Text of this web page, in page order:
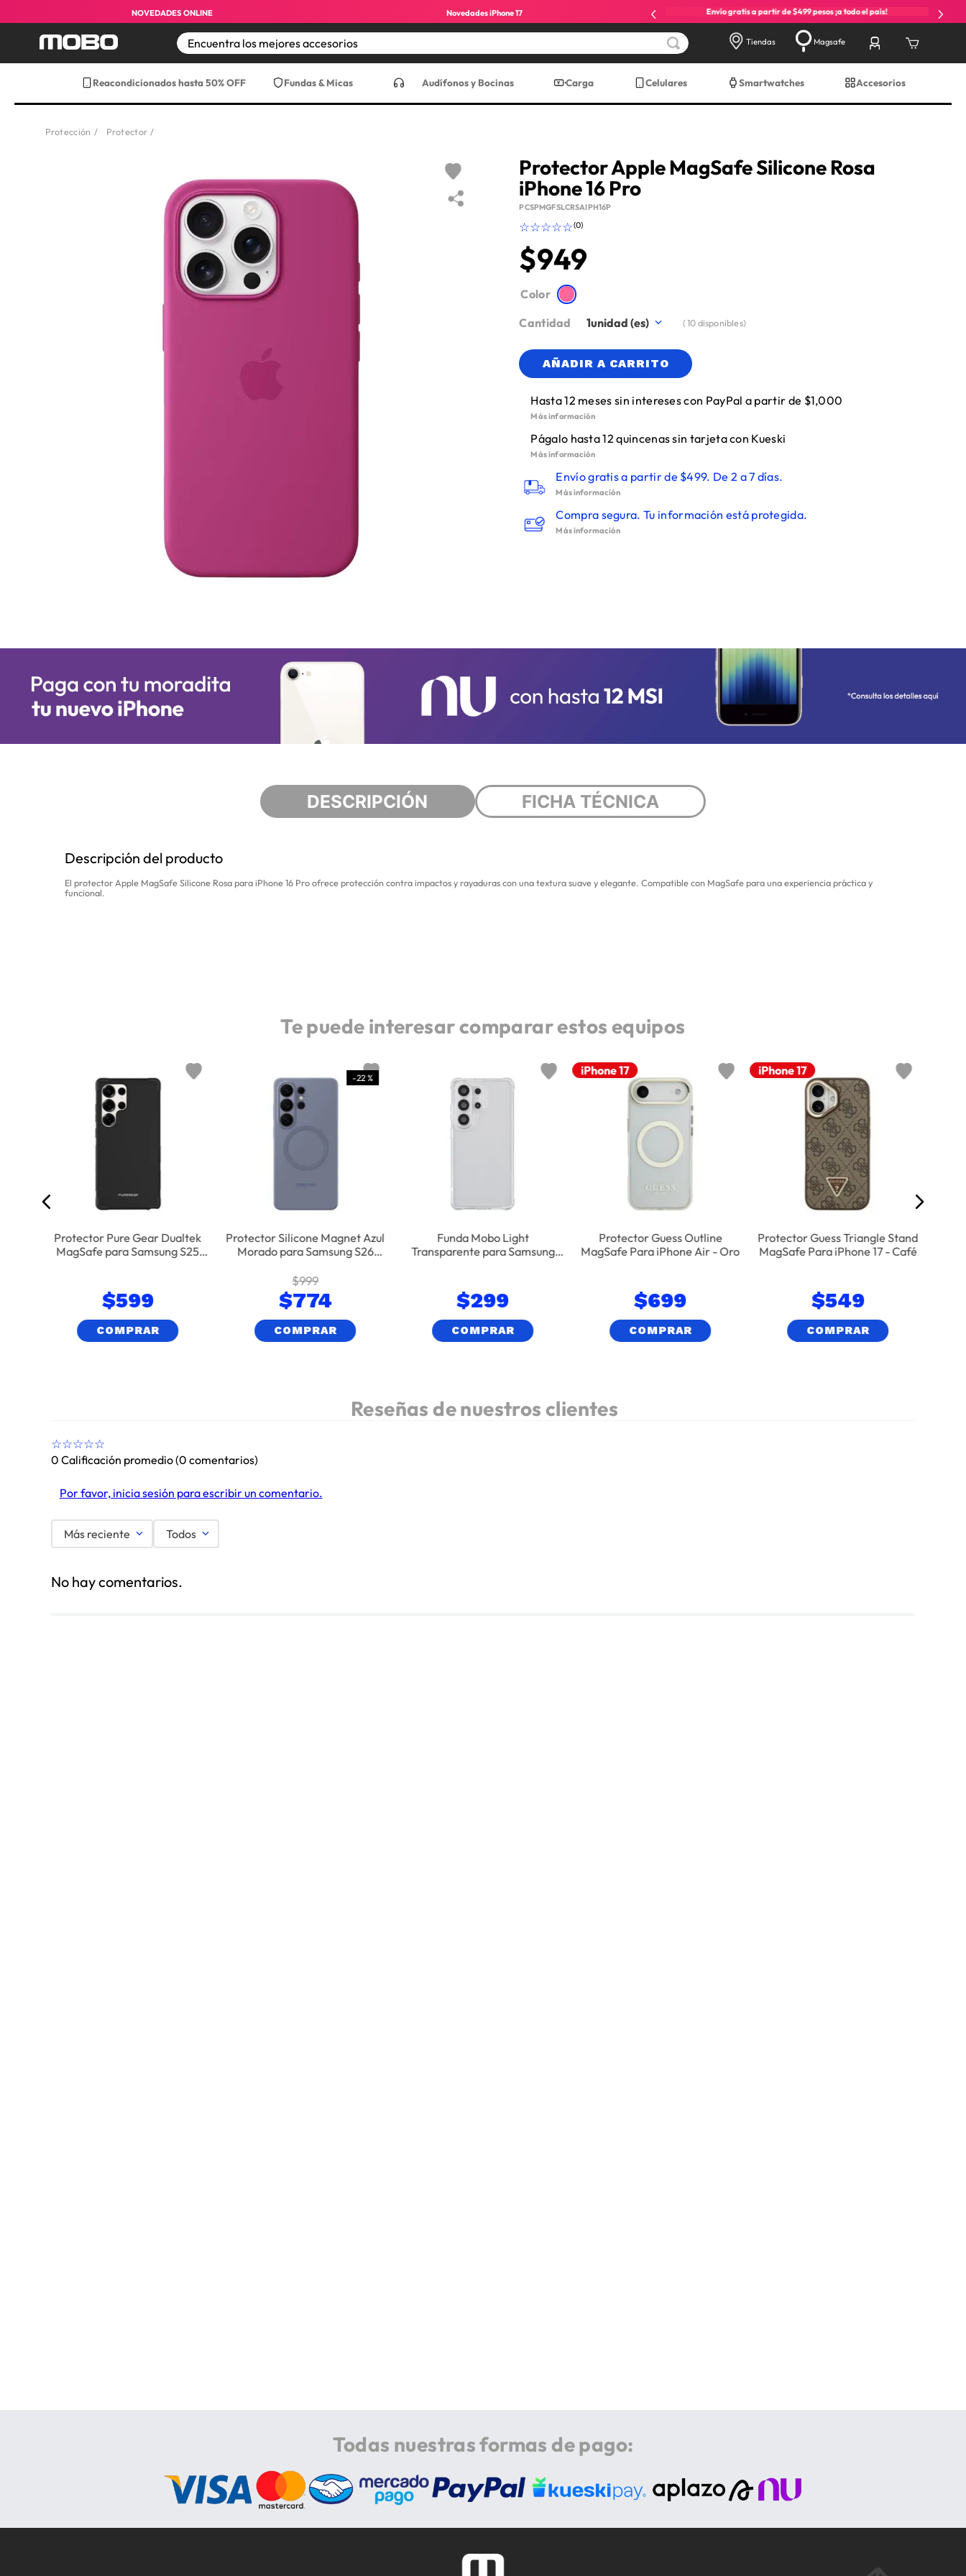
NOVEDADES ONLINE Novedades iPhone 17 Envío gratis a partir de $499 pesos ¡a todo el país!
Tiendas Magsafe
Reacondicionados hasta 50% OFF Fundas & Micas Audífonos y Bocinas Carga Celulares Smartwatches Accesorios
Protección Protector
Protector Apple MagSafe Silicone Rosa
iPhone 16 Pro
PCSPMGFSLCRSAIPH16P
☆☆☆☆☆(0)
$949
Color
Cantidad
1 (10disponibles)
AÑADIR A CARRITO
Hasta 12 meses sin intereses con PayPal a partir de $1,000
Más información
Págalo hasta 12 quincenas sin tarjeta con Kueski
Más información
Envío gratis a partir de $499. De 2 a 7 días.
Más información
Compra segura. Tu información está protegida.
Más información
DESCRIPCIÓN FICHA TÉCNICA
Descripción del producto
El protector Apple MagSafe Silicone Rosa para iPhone 16 Pro ofrece protección contra impactos y rayaduras con una textura suave y elegante. Compatible con MagSafe para una experiencia práctica y
funcional.
Te puede interesar comparar estos equipos
Protector Pure Gear Dualtek
MagSafe para Samsung S25
$599
COMPRAR
-22 %
Protector Silicone Magnet Azul
Morado para Samsung S26
$999
$774
COMPRAR
Funda Mobo Light
Transparente para Samsung
$299
COMPRAR
iPhone 17
Protector Guess Outline
MagSafe Para iPhone Air - Oro
$699
COMPRAR
Nuevo
iPhone 17
Protector Guess Triangle Stand
MagSafe Para iPhone 17 - Café
$549
COMPRAR
☆☆☆☆☆
0 Calificación promedio(0 comentarios)
Por favor, inicia sesión para escribir un comentario.
Más reciente Todos
No hay comentarios.
Todas nuestras formas de pago:
1
iphone 17 pro max
5.
17 pro max
6.
iphone 17 pro
7.
funda iphone 17
8.
funda iphone 17 pro max
9.
iphone 15